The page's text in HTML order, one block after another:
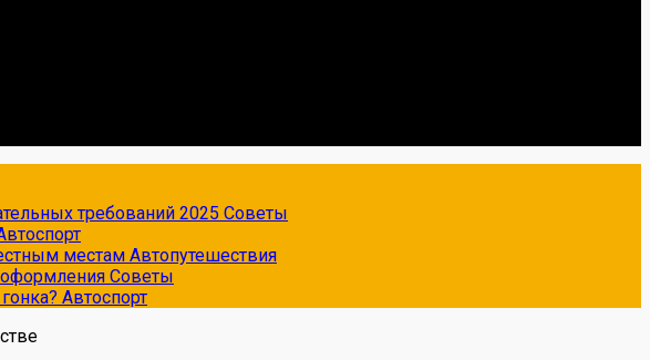
требований 2025 Советы
местам Автопутешествия
Советы
Автоспорт